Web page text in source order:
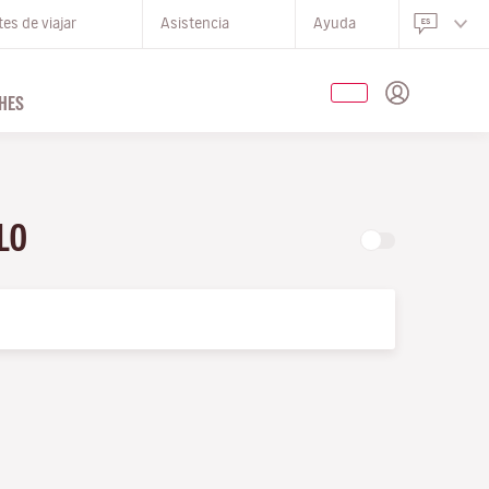
de viajar Asistencia Ayuda